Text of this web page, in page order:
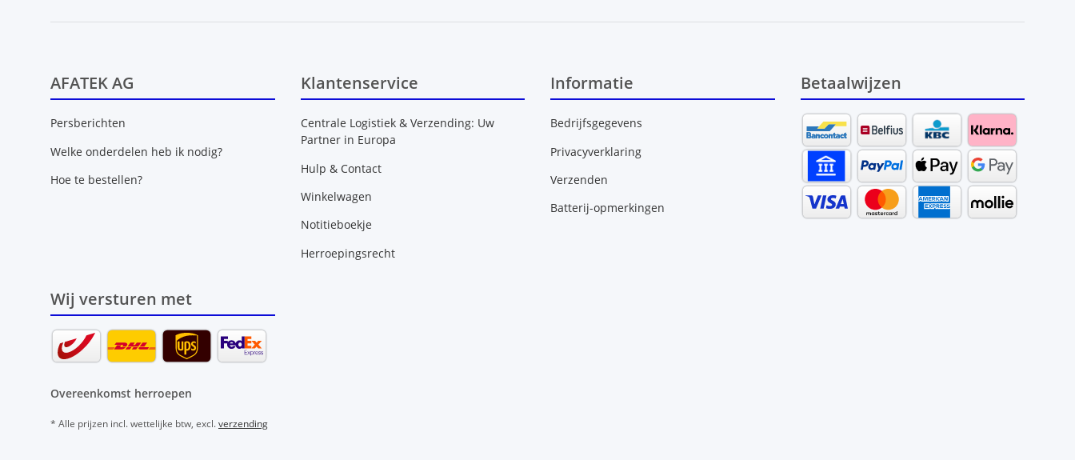
AFATEK AG
Persberichten
Welke onderdelen heb ik nodig?
Hoe te bestellen?
Klantenservice
Centrale Logistiek & Verzending: Uw
Partner in Europa
Hulp & Contact
Winkelwagen
Notitieboekje
Herroepingsrecht
Informatie
Bedrijfsgegevens
Privacyverklaring
Verzenden
Batterij-opmerkingen
Betaalwijzen
Wij versturen met
Overeenkomst herroepen
* Alle prijzen incl. wettelijke btw, excl.verzending